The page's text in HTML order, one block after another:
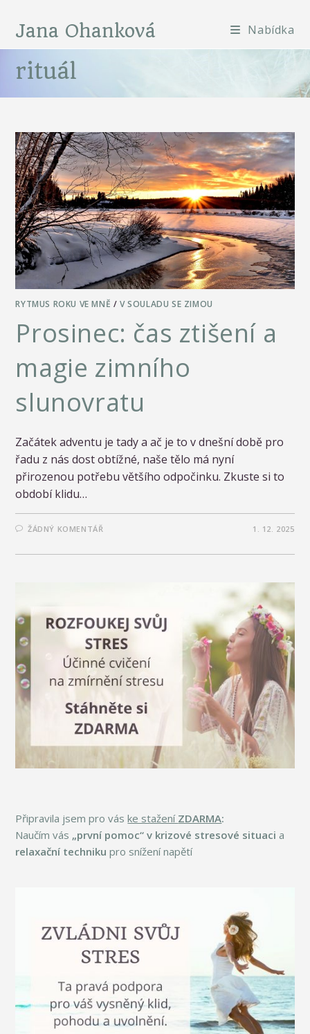
Jana Ohanková Nabídka
rituál
RYTMUS ROKU VE MNĚ /V SOULADU SE ZIMOU
Prosinec: čas ztišení a
magie zimního
slunovratu
Začátek adventu je tady a ač je to v dnešní době pro
řadu z nás dost obtížné, naše tělo má nyní
přirozenou potřebu většího odpočinku. Zkuste si to
období klidu…
ŽÁDNÝ KOMENTÁŘ 1. 12. 2025
Připravila jsem pro váske stažení ZDARMA:
Naučím vás „první pomoc“ v krizové stresové situacia
relaxační techniku pro snížení napětí